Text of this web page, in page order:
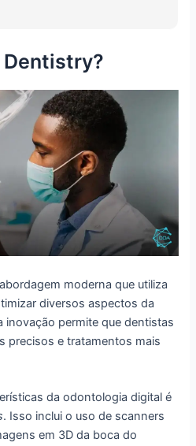
moderna que utiliza
diversos aspectos da
inovação permite que dentistas
precisos e tratamentos mais
da odontologia digital é
. Isso inclui o uso de scanners
em 3D da boca do